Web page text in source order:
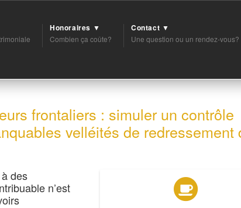
Honoraires ▼
Combien ça coûte?
Contact ▼
Une question ou un rendez-vous?
frontaliers : simuler un contrôle
velléités de redressement
des
n’est